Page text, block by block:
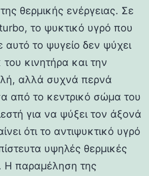
θερμικής ενέργειας. Σε
το ψυκτικό υγρό που
αυτό το ψυγείο δεν ψύχει
κινητήρα και την
αλλά συχνά περνά
από το κεντρικό σώμα του
για να ψύξει τον άξονά
ότι το αντιψυκτικό υγρό
υψηλές θερμικές
Η παραμέληση της